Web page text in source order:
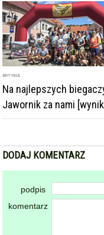
ARTYKUŁ
Na najlepszych
Jawornik za nami
DODAJ KOMENTARZ
podpis
komentarz